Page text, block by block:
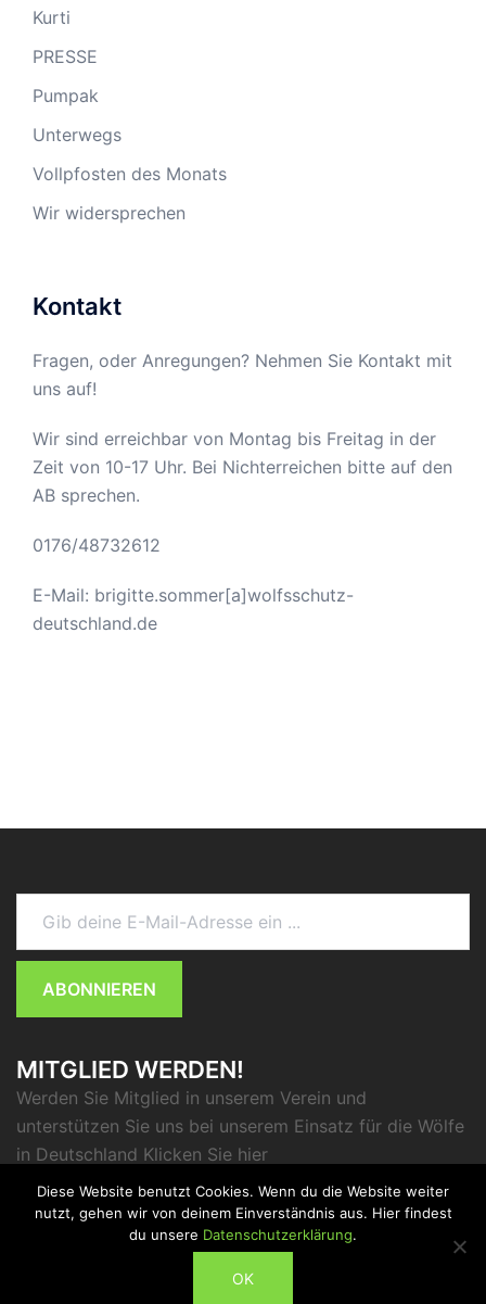
Kurti
PRESSE
Pumpak
Unterwegs
Vollpfosten des Monats
Wir widersprechen
Kontakt
Fragen, oder Anregungen? Nehmen Sie Kontakt mit
uns auf!
Wir sind erreichbar von Montag bis Freitag in der
Zeit von 10-17 Uhr. Bei Nichterreichen bitte auf den
AB sprechen.
0176/48732612
E-Mail: brigitte.sommer[a]wolfsschutz-
deutschland.de
Gib deine E-Mail-Adresse ein ...
ABONNIEREN
MITGLIED WERDEN!
Werden Sie Mitglied in unserem Verein und
unterstützen Sie uns bei unserem Einsatz für die Wölfe
in Deutschland Klicken Sie hier
© 2026 . Stolz präsentiert von
Diese Website benutzt Cookies. Wenn du die Website weiter
nutzt, gehen wir von deinem Einverständnis aus. Hier findest
du unsere Datenschutzerklärung.
OK